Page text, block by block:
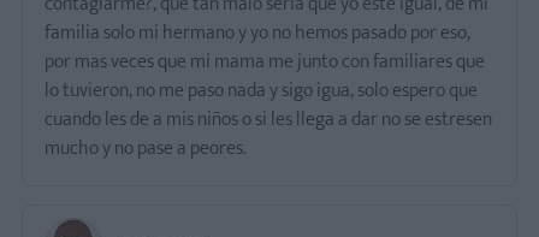
familia solo mi hermano y yo no hemos pasado por eso,
por mas veces que mi mama me junto con familiares que
lo tuvieron, no me paso nada y sigo igua, solo espero que
cuando les de a mis niños o si les llega a dar no se estresen
mucho y no pase a peores.